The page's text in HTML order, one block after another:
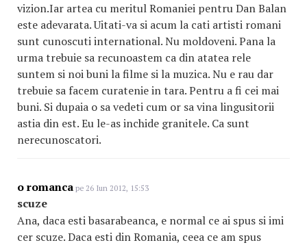
vizion.Iar artea cu meritul Romaniei pentru Dan Balan
este adevarata. Uitati-va si acum la cati artisti romani
sunt cunoscuti international. Nu moldoveni. Pana la
urma trebuie sa recunoastem ca din atatea rele
suntem si noi buni la filme si la muzica. Nu e rau dar
trebuie sa facem curatenie in tara. Pentru a fi cei mai
buni. Si dupaia o sa vedeti cum or sa vina lingusitorii
astia din est. Eu le-as inchide granitele. Ca sunt
nerecunoscatori.
o romanca pe 26 Iun 2012, 15:53
scuze
Ana, daca esti basarabeanca, e normal ce ai spus si imi
cer scuze. Daca esti din Romania, ceea ce am spus